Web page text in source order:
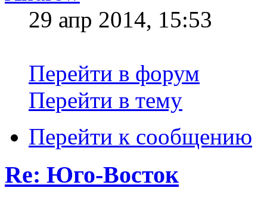
29 апр 2014, 15:53
Перейти в форум
Перейти в тему
Перейти к сообщению
Re: Юго-Восток